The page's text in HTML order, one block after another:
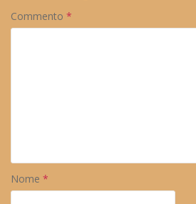
Commento *
Nome *